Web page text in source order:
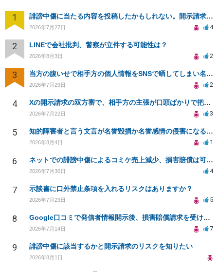
1 誹謗中傷に当たる内容を投稿したかもしれない。開示請求や民事刑事裁判に発展しうるのか教えて欲しい。
2026年7月27日 4
2 LINEで会社批判、警察が立件する可能性は？
2026年8月3日 2
3 当方の腹いせで相手方の個人情報をSNSで晒してしまい名誉毀損させてしまったかもしれない
2026年7月29日 2
4 Xの開示請求の双方審で、相手方の主張が口頭ばかりで把握しきれません
2026年7月22日 3
5 知的障害者と言う文言が名誉毀損か名誉感情の侵害になるか教えてほしい。
2026年8月4日 1
6 ネットでの誹謗中傷によるコミケ売上減少、損害賠償は可能か？
2026年7月30日 4
7 示談書に口外禁止条項を入れるリスクはありますか？
2026年7月23日 5
8 Google口コミで発信者情報開示後、損害賠償請求を受けています。示談について相談です。
2026年7月14日 7
9 誹謗中傷に該当するかと開示請求のリスクを知りたい
2026年8月1日